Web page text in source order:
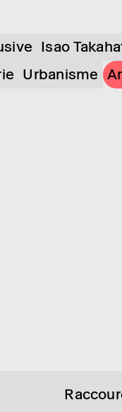
Isao
Urbanisme